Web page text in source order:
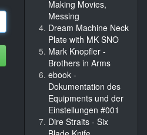
Making Movies,
Messing
Dream Machine Neck
Plate with MK SNO
Mark Knopfler -
Brothers in Arms
ebook -
Dokumentation des
Equipments und der
Einstellungen #001
Dire Straits - Six